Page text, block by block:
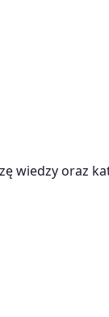
wiedzy oraz